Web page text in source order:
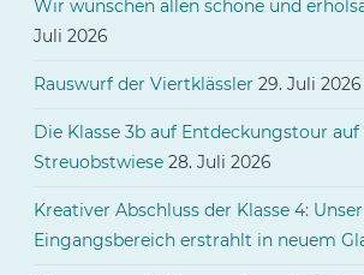
Wir wünschen allen schöne und
Juli 2026
Rauswurf der Viertklässler 29. Juli 2026
Die Klasse 3b auf Entdeckungstour auf
Streuobstwiese 28. Juli 2026
Kreativer Abschluss der Klasse 4: Unser
Eingangsbereich erstrahlt in neuem